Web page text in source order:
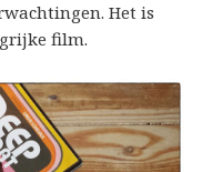
Het is
film.